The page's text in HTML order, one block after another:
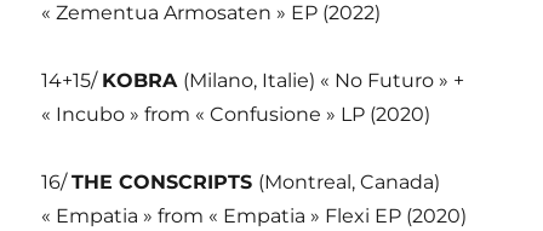
« Zementua Armosaten » EP (2022)
14+15/ KOBRA (Milano, Italie) « No Futuro » +
« Incubo » from « Confusione » LP (2020)
16/THE CONSCRIPTS (Montreal, Canada)
« Empatia » from « Empatia » Flexi EP (2020)